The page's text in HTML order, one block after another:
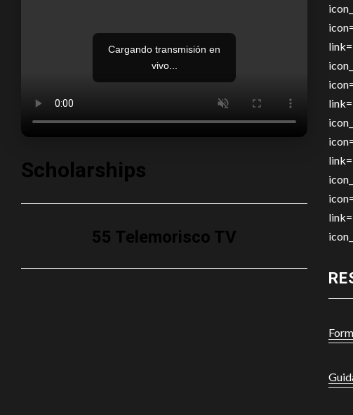
Cargando transmisión en
vivo...
Scholarships
55 Telemorisco TV